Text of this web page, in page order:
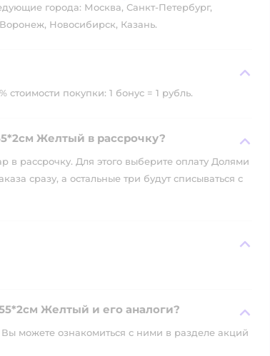
города: Москва, Санкт-Петербург,
Новосибирск, Казань.
покупки: 1 бонус = 1 рубль.
Желтый в рассрочку?
рассрочку. Для этого выберите оплату Долями
сразу, а остальные три будут списываться с
Желтый и его аналоги?
можете ознакомиться с ними в разделе акций